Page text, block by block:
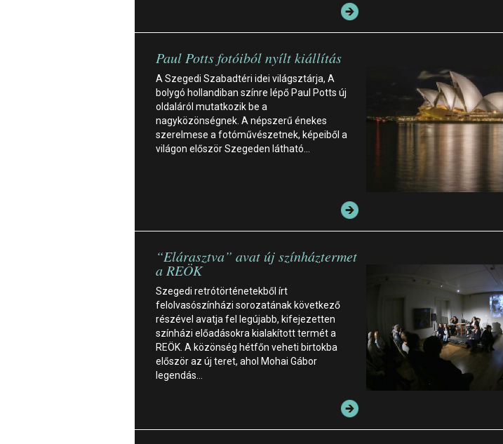
Paul Potts fotóiból nyílt kiállítás
A Szegedi Szabadtéri idei világsztárja, A
bolygó hollandiban színre lépő Paul Potts új
oldaláról mutatkozik be a
nagyközönségnek. A népszerű énekes
szerelmese a fotóművészetnek, képeiből a
világon először Szegeden látható…
“Elárasztva” avat új színháztermet
a REÖK
Szegedi retrótörténetekből írt
felolvasószínházi sorozatának következő
részével avatja fel legújabb, kifejezetten
színházi előadásokra kialakított termét a
REÖK. A közönség hétfőn veheti birtokba
először az új teret, ahol Mohai Gábor
legendás…